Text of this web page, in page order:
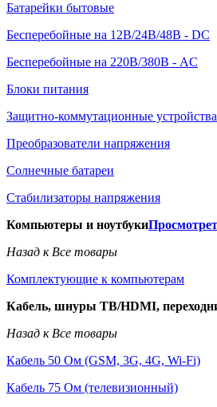
Батарейки бытовые
Бесперебойные на 12В/24В/48В - DC
Бесперебойные на 220В/380В - AC
Блоки питания
Защитно-коммутационные устройства
Преобразователи напряжения
Солнечные батареи
Стабилизаторы напряжения
Компьютеры и ноутбуки
Назад к Все товары
Комплектующие к компьютерам
Кабель, шнуры ТВ/HDMI,
Назад к Все товары
Кабель 50 Ом (GSM, 3G, 4G, Wi-Fi)
Кабель 75 Ом (телевизионный)